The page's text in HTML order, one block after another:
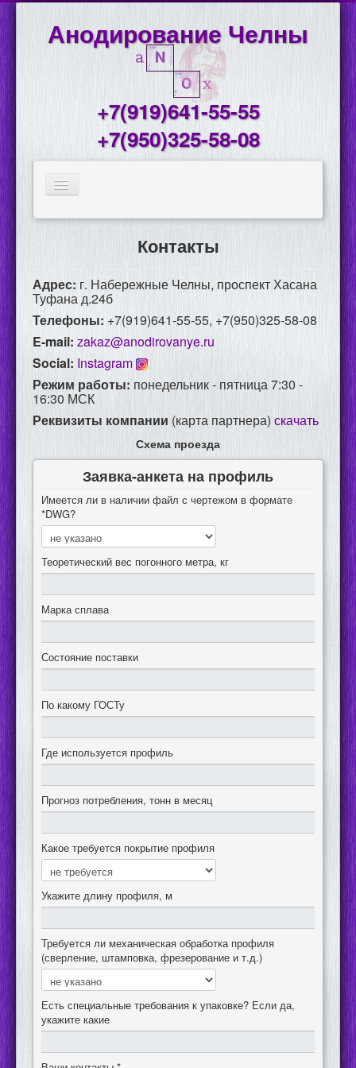
Анодирование Челны
+7(919)641-55-55
+7(950)325-58-08
ГЛАВНАЯ
ГОТОВЫЙ ПРОФИЛЬ
АНОДИРОВАНИЕ ДЕТАЛЕЙ
ПРОФИЛЬ НА ЗАКАЗ
О НАС
КОНТАКТЫ
Контакты
Адрес: г. Набережные Челны, проспект Хасана
Туфана д.24б
Телефоны: +7(919)641-55-55, +7(950)325-58-08
E-mail: zakaz@anodirovanye.ru
Social: Instagram
Режим работы: понедельник - пятница 7:30 -
16:30 МСК
Реквизиты компании (карта партнера) скачать
Схема проезда
Заявка-анкета на профиль
Имеется ли в наличии файл с чертежом в формате
*DWG?
Теоретический вес погонного метра, кг
Марка сплава
Состояние поставки
По какому ГОСТу
Где используется профиль
Прогноз потребления, тонн в месяц
Какое требуется покрытие профиля
Укажите длину профиля, м
Требуется ли механическая обработка профиля
(сверление, штамповка, фрезерование и т.д.)
Есть специальные требования к упаковке? Если да,
укажите какие